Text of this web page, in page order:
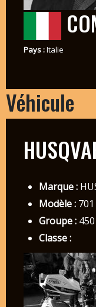
Pays :Italie
Véhicule
Marque :
Modèle :701
Groupe :450
Classe :